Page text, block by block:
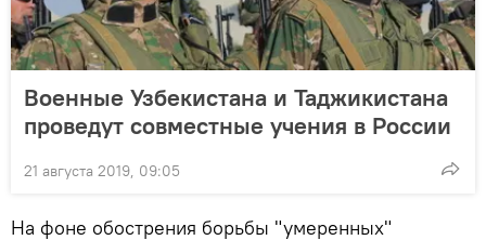
Военные Узбекистана и Таджикистана
проведут совместные учения в России
21 августа 2019, 09:05
На фоне обострения борьбы "умеренных"